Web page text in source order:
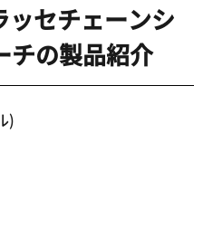
ッセチェーンシ
チの製品紹介
)